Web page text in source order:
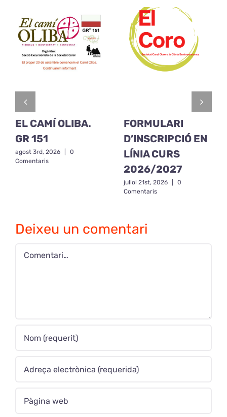
EL CAMÍ OLIBA.
GR 151
agost 3rd, 2026
0
Comentaris
FORMULARI
D’INSCRIPCIÓ EN
LÍNIA CURS
2026/2027
juliol 21st, 2026
0
Comentaris
Deixeu un comentari
Comment